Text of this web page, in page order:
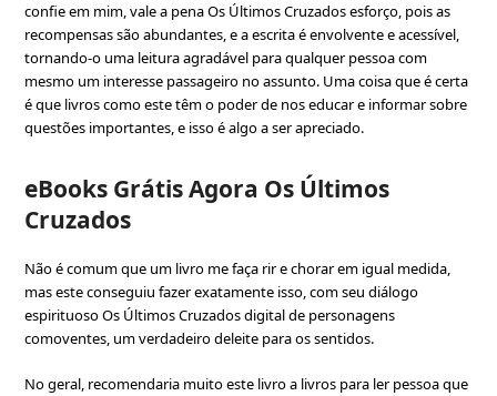
confie em mim, vale a pena Os Últimos Cruzados esforço, pois as
recompensas são abundantes, e a escrita é envolvente e acessível,
tornando-o uma leitura agradável para qualquer pessoa com
mesmo um interesse passageiro no assunto. Uma coisa que é certa
é que livros como este têm o poder de nos educar e informar sobre
questões importantes, e isso é algo a ser apreciado.
eBooks Grátis Agora Os Últimos
Cruzados
Não é comum que um livro me faça rir e chorar em igual medida,
mas este conseguiu fazer exatamente isso, com seu diálogo
espirituoso Os Últimos Cruzados digital de personagens
comoventes, um verdadeiro deleite para os sentidos.
No geral, recomendaria muito este livro a livros para ler pessoa que